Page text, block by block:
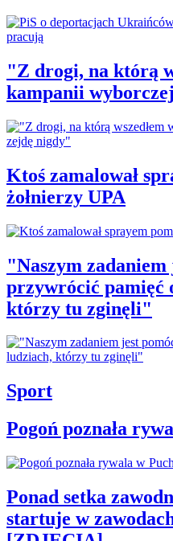
"Z drogi, na którą
kampanii
Ktoś zamalował
żołnierzy UPA
"Naszym zadaniem
przywrócić pamięć
którzy tu zginęli"
Sport
Pogoń poznała
Ponad setka
startuje w